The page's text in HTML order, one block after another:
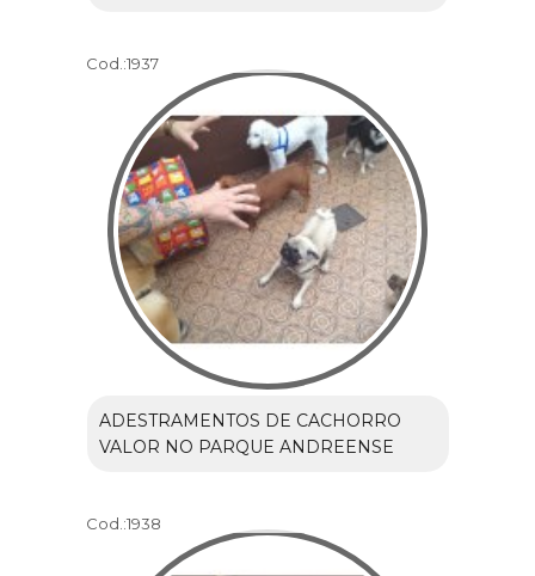
Cod.:1937
ADESTRAMENTOS DE CACHORRO
VALOR NO PARQUE ANDREENSE
Cod.:1938